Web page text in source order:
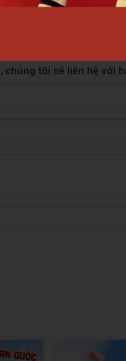
chúng tôi sẽ liên hệ với